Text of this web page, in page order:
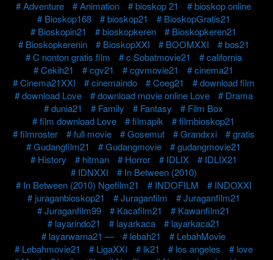
Adventure
Animation bioskop 21
bioskop online
Bioskop168
bioskop21
BioskopGratis21
Bioskopin21
bioskopkeren
Bioskopkeren21
Bioskopkerenin
BioskopXXI BOOMXXI
bos21
C nonton gratis film
c Sobatmovie21
california
Cekih21
cgv21 cgvmovie21
cinema21
Cinema21XXI
cinemaindo Coeg21
download film
download Love
download movie online Love
Drama
dunia21
Family Fantasy
Film Box
film download Love
filmapik
filmbioskop21
filmroster
full movie Gosemut Grandxxi
gratis
Gudangfilm21
Gudangmovie
gudangmovie21
History
hitman Horror IDLIX
IDLIX21
IDNXXI
In Between (2010)
In Between (2010) Ngefilm21
INDOFILM
INDOXXI
juraganbioskop21
Juraganfilm
Juraganfilm21
Juraganfilm99
Kacafilm21
Kawanfilm21
layarindo21
layarkaca
layarkaca21
layarwarna21 —
lebah21
LebahMovie
Lebahmovie21
LigaXXI lk21 los angeles
love